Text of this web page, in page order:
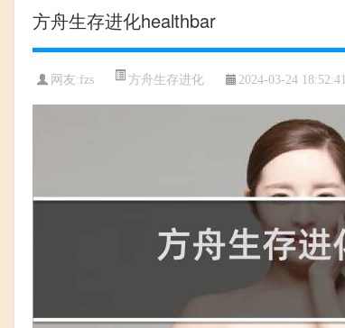
方舟生存进化healthbar
网友:fzs 方舟生存进化 2024-03-24 18:52:41